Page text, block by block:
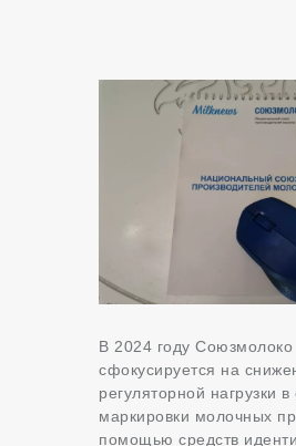
В 2024 году Союзмолоко
сфокусируется на
регуляторной нагрузки
маркировки молочных
помощью средств